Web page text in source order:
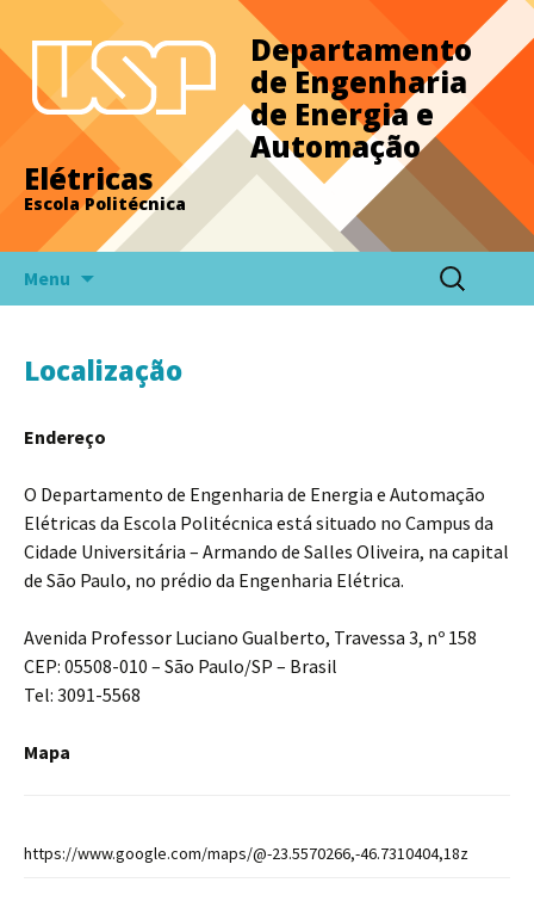
Departamento
de Engenharia
de Energia e
Automação
Elétricas
Escola Politécnica
Menu
Pesquisar
por:
Localização
Endereço
O Departamento de Engenharia de Energia e Automação
Elétricas da Escola Politécnica está situado no Campus da
Cidade Universitária – Armando de Salles Oliveira, na capital
de São Paulo, no prédio da Engenharia Elétrica.
Avenida Professor Luciano Gualberto, Travessa 3, nº 158
CEP: 05508-010 – São Paulo/SP – Brasil
Tel: 3091-5568
Mapa
https://www.google.com/maps/@-23.5570266,-46.7310404,18z